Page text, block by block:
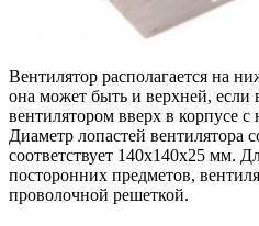
Вентилятор располагается на
она может быть и верхней, если
вентилятором вверх в корпусе
Диаметр лопастей вентилятора
соответствует 140х140х25 мм.
посторонних предметов,
проволочной решеткой.